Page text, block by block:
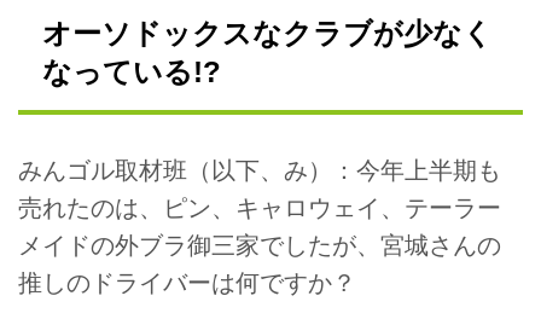
オーソドックスなクラブが少なく
なっている!?
みんゴル取材班（以下、み）：今年上半期も
売れたのは、ピン、キャロウェイ、テーラー
メイドの外ブラ御三家でしたが、宮城さんの
推しのドライバーは何ですか？